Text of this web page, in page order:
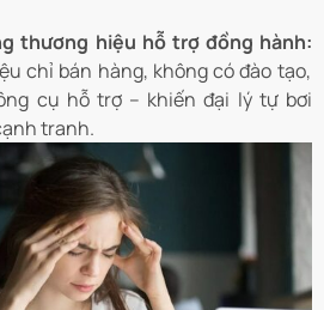
thương hiệu hỗ trợ đồng hành:
chỉ bán hàng, không có đào tạo,
cụ hỗ trợ – khiến đại lý tự bơi
tranh.